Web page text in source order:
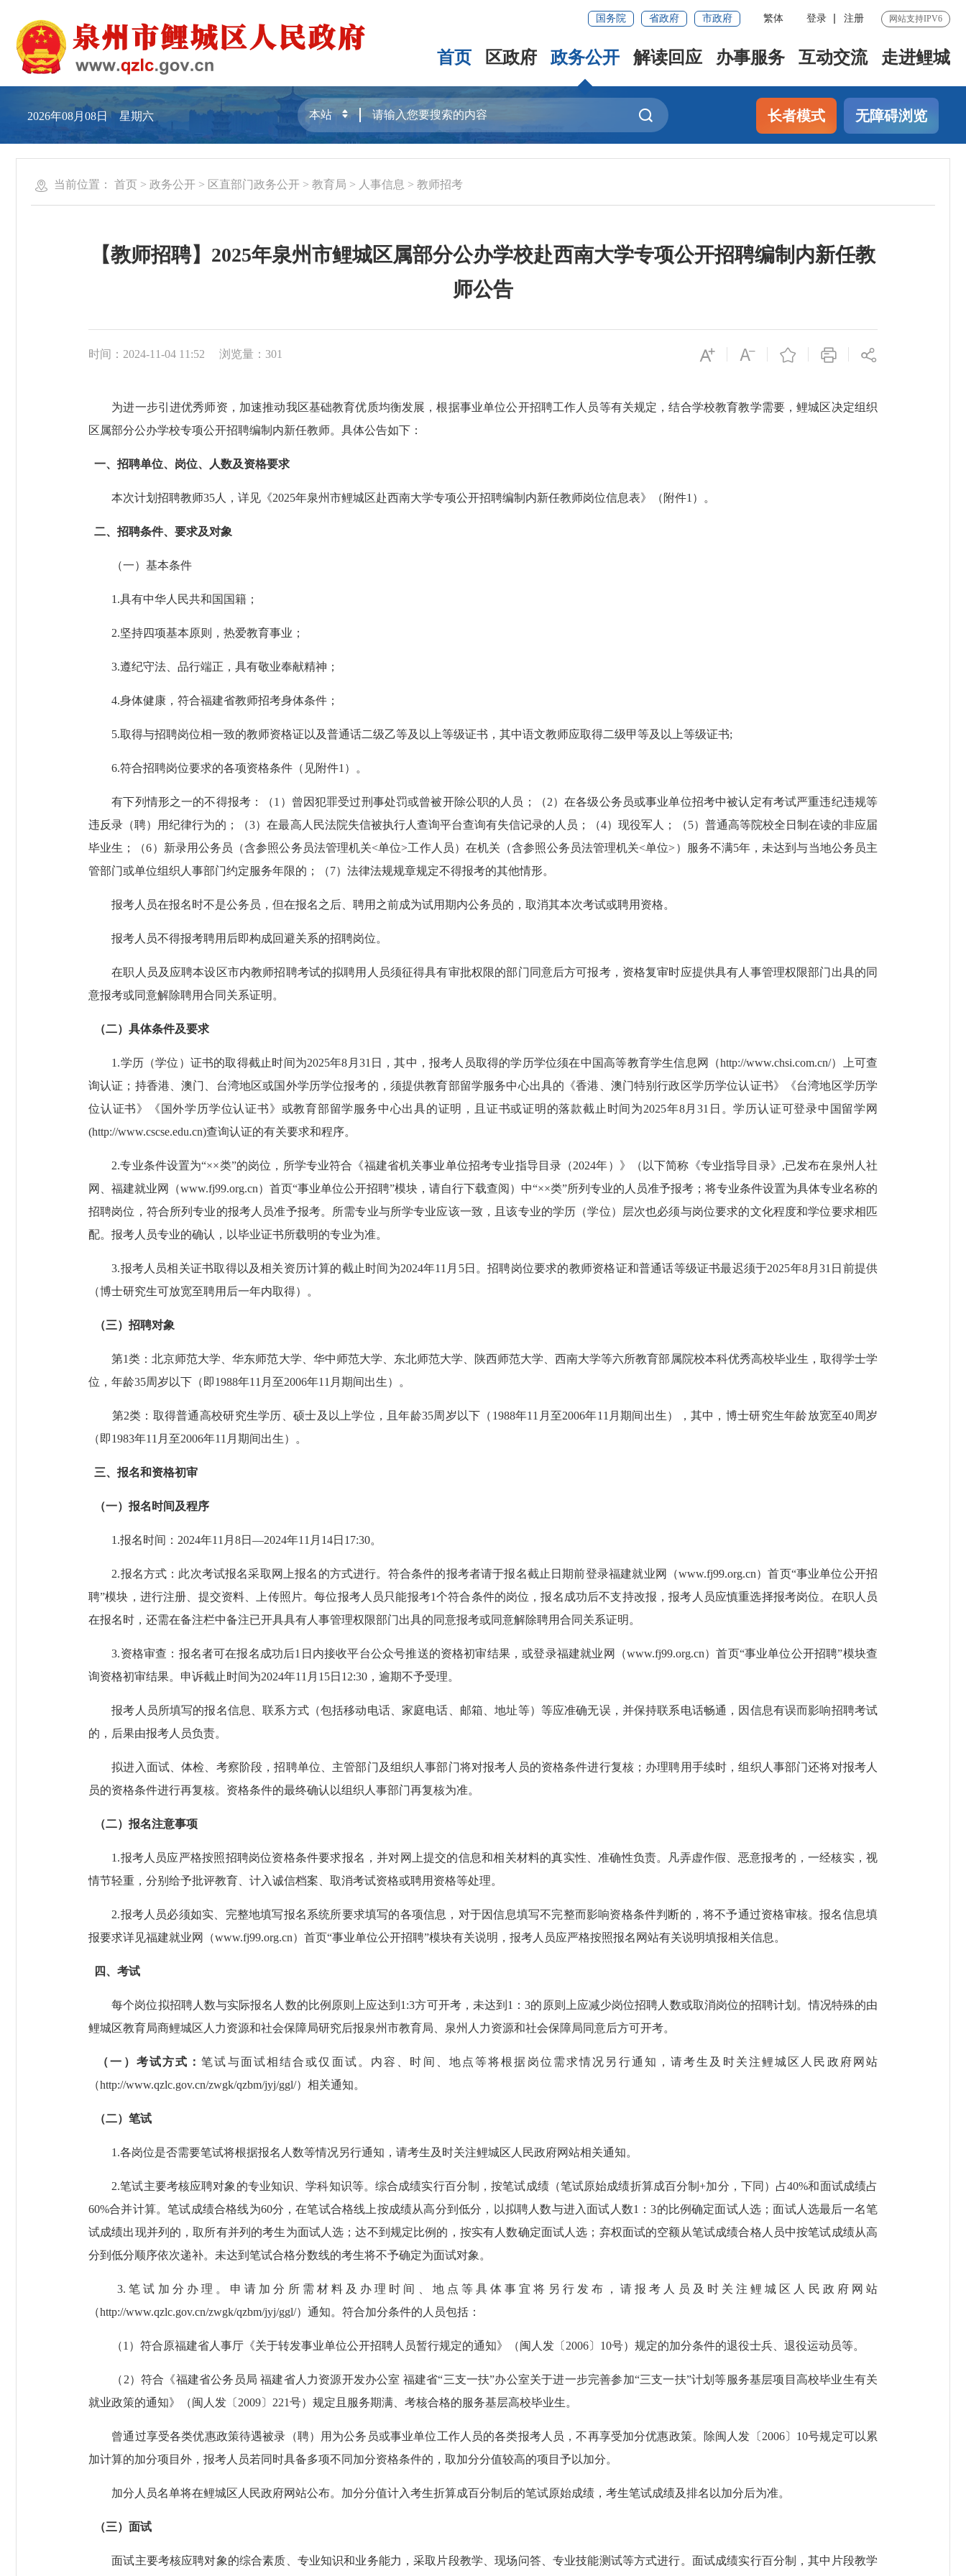
国务院 省政府 市政府 繁体 登录 注册 网站支持IPV6
首页 区政府 政务公开 解读回应 办事服务 互动交流 走进鲤城
2026年08月08日 星期六 长者模式 无障碍浏览
当前位置： 首页 > 政务公开 > 区直部门政务公开 > 教育局 > 人事信息 > 教师招考
【教师招聘】2025年泉州市鲤城区属部分公办学校赴西南大学专项公开招聘编制内新任教
师公告
时间：2024-11-04 11:52 浏览量： 301
为进一步引进优秀师资，加速推动我区基础教育优质均衡发展，根据事业单位公开招聘工作人员等有关规定，结合学校教育教学需要，鲤城区决定组织
区属部分公办学校专项公开招聘编制内新任教师。具体公告如下：
一、招聘单位、岗位、人数及资格要求
本次计划招聘教师35人，详见《2025年泉州市鲤城区赴西南大学专项公开招聘编制内新任教师岗位信息表》（附件1）。
二、招聘条件、要求及对象
（一）基本条件
1.具有中华人民共和国国籍；
2.坚持四项基本原则，热爱教育事业；
3.遵纪守法、品行端正，具有敬业奉献精神；
4.身体健康，符合福建省教师招考身体条件；
5.取得与招聘岗位相一致的教师资格证以及普通话二级乙等及以上等级证书，其中语文教师应取得二级甲等及以上等级证书;
6.符合招聘岗位要求的各项资格条件（见附件1）。
有下列情形之一的不得报考：（1）曾因犯罪受过刑事处罚或曾被开除公职的人员；（2）在各级公务员或事业单位招考中被认定有考试严重违纪违规等
违反录（聘）用纪律行为的；（3）在最高人民法院失信被执行人查询平台查询有失信记录的人员；（4）现役军人；（5）普通高等院校全日制在读的非应届
毕业生；（6）新录用公务员（含参照公务员法管理机关<单位>工作人员）在机关（含参照公务员法管理机关<单位>）服务不满5年，未达到与当地公务员主
管部门或单位组织人事部门约定服务年限的；（7）法律法规规章规定不得报考的其他情形。
报考人员在报名时不是公务员，但在报名之后、聘用之前成为试用期内公务员的，取消其本次考试或聘用资格。
报考人员不得报考聘用后即构成回避关系的招聘岗位。
在职人员及应聘本设区市内教师招聘考试的拟聘用人员须征得具有审批权限的部门同意后方可报考，资格复审时应提供具有人事管理权限部门出具的同
意报考或同意解除聘用合同关系证明。
（二）具体条件及要求
1.学历（学位）证书的取得截止时间为2025年8月31日，其中，报考人员取得的学历学位须在中国高等教育学生信息网（http://www.chsi.com.cn/）上可查
询认证；持香港、澳门、台湾地区或国外学历学位报考的，须提供教育部留学服务中心出具的《香港、澳门特别行政区学历学位认证书》《台湾地区学历学
位认证书》《国外学历学位认证书》或教育部留学服务中心出具的证明，且证书或证明的落款截止时间为2025年8月31日。学历认证可登录中国留学网
(http://www.cscse.edu.cn)查询认证的有关要求和程序。
2.专业条件设置为“××类”的岗位，所学专业符合《福建省机关事业单位招考专业指导目录（2024年）》（以下简称《专业指导目录》,已发布在泉州人社
网、福建就业网（www.fj99.org.cn）首页“事业单位公开招聘”模块，请自行下载查阅）中“××类”所列专业的人员准予报考；将专业条件设置为具体专业名称的
招聘岗位，符合所列专业的报考人员准予报考。所需专业与所学专业应该一致，且该专业的学历（学位）层次也必须与岗位要求的文化程度和学位要求相匹
配。报考人员专业的确认，以毕业证书所载明的专业为准。
3.报考人员相关证书取得以及相关资历计算的截止时间为2024年11月5日。招聘岗位要求的教师资格证和普通话等级证书最迟须于2025年8月31日前提供
（博士研究生可放宽至聘用后一年内取得）。
（三）招聘对象
第1类：北京师范大学、华东师范大学、华中师范大学、东北师范大学、陕西师范大学、西南大学等六所教育部属院校本科优秀高校毕业生，取得学士学
位，年龄35周岁以下（即1988年11月至2006年11月期间出生）。
第2类：取得普通高校研究生学历、硕士及以上学位，且年龄35周岁以下（1988年11月至2006年11月期间出生），其中，博士研究生年龄放宽至40周岁
（即1983年11月至2006年11月期间出生）。
三、报名和资格初审
（一）报名时间及程序
1.报名时间：2024年11月8日—2024年11月14日17:30。
2.报名方式：此次考试报名采取网上报名的方式进行。符合条件的报考者请于报名截止日期前登录福建就业网（www.fj99.org.cn）首页“事业单位公开招
聘”模块，进行注册、提交资料、上传照片。每位报考人员只能报考1个符合条件的岗位，报名成功后不支持改报，报考人员应慎重选择报考岗位。在职人员
在报名时，还需在备注栏中备注已开具具有人事管理权限部门出具的同意报考或同意解除聘用合同关系证明。
3.资格审查：报名者可在报名成功后1日内接收平台公众号推送的资格初审结果，或登录福建就业网（www.fj99.org.cn）首页“事业单位公开招聘”模块查
询资格初审结果。申诉截止时间为2024年11月15日12:30，逾期不予受理。
报考人员所填写的报名信息、联系方式（包括移动电话、家庭电话、邮箱、地址等）等应准确无误，并保持联系电话畅通，因信息有误而影响招聘考试
的，后果由报考人员负责。
拟进入面试、体检、考察阶段，招聘单位、主管部门及组织人事部门将对报考人员的资格条件进行复核；办理聘用手续时，组织人事部门还将对报考人
员的资格条件进行再复核。资格条件的最终确认以组织人事部门再复核为准。
（二）报名注意事项
1.报考人员应严格按照招聘岗位资格条件要求报名，并对网上提交的信息和相关材料的真实性、准确性负责。凡弄虚作假、恶意报考的，一经核实，视
情节轻重，分别给予批评教育、计入诚信档案、取消考试资格或聘用资格等处理。
2.报考人员必须如实、完整地填写报名系统所要求填写的各项信息，对于因信息填写不完整而影响资格条件判断的，将不予通过资格审核。报名信息填
报要求详见福建就业网（www.fj99.org.cn）首页“事业单位公开招聘”模块有关说明，报考人员应严格按照报名网站有关说明填报相关信息。
四、考试
每个岗位拟招聘人数与实际报名人数的比例原则上应达到1:3方可开考，未达到1：3的原则上应减少岗位招聘人数或取消岗位的招聘计划。情况特殊的由
鲤城区教育局商鲤城区人力资源和社会保障局研究后报泉州市教育局、泉州人力资源和社会保障局同意后方可开考。
（一）考试方式：笔试与面试相结合或仅面试。内容、时间、地点等将根据岗位需求情况另行通知，请考生及时关注鲤城区人民政府网站
（http://www.qzlc.gov.cn/zwgk/qzbm/jyj/ggl/）相关通知。
（二）笔试
1.各岗位是否需要笔试将根据报名人数等情况另行通知，请考生及时关注鲤城区人民政府网站相关通知。
2.笔试主要考核应聘对象的专业知识、学科知识等。综合成绩实行百分制，按笔试成绩（笔试原始成绩折算成百分制+加分，下同）占40%和面试成绩占
60%合并计算。笔试成绩合格线为60分，在笔试合格线上按成绩从高分到低分，以拟聘人数与进入面试人数1：3的比例确定面试人选；面试人选最后一名笔
试成绩出现并列的，取所有并列的考生为面试人选；达不到规定比例的，按实有人数确定面试人选；弃权面试的空额从笔试成绩合格人员中按笔试成绩从高
分到低分顺序依次递补。未达到笔试合格分数线的考生将不予确定为面试对象。
3.笔试加分办理。申请加分所需材料及办理时间、地点等具体事宜将另行发布，请报考人员及时关注鲤城区人民政府网站
（http://www.qzlc.gov.cn/zwgk/qzbm/jyj/ggl/）通知。符合加分条件的人员包括：
（1）符合原福建省人事厅《关于转发事业单位公开招聘人员暂行规定的通知》（闽人发〔2006〕10号）规定的加分条件的退役士兵、退役运动员等。
（2）符合《福建省公务员局 福建省人力资源开发办公室 福建省“三支一扶”办公室关于进一步完善参加“三支一扶”计划等服务基层项目高校毕业生有关
就业政策的通知》（闽人发〔2009〕221号）规定且服务期满、考核合格的服务基层高校毕业生。
曾通过享受各类优惠政策待遇被录（聘）用为公务员或事业单位工作人员的各类报考人员，不再享受加分优惠政策。除闽人发〔2006〕10号规定可以累
加计算的加分项目外，报考人员若同时具备多项不同加分资格条件的，取加分分值较高的项目予以加分。
加分人员名单将在鲤城区人民政府网站公布。加分分值计入考生折算成百分制后的笔试原始成绩，考生笔试成绩及排名以加分后为准。
（三）面试
面试主要考核应聘对象的综合素质、专业知识和业务能力，采取片段教学、现场问答、专业技能测试等方式进行。面试成绩实行百分制，其中片段教学